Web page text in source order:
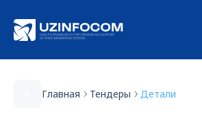
Главная Тендеры Детали